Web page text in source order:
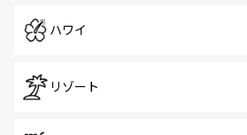
ハワイ
リゾート